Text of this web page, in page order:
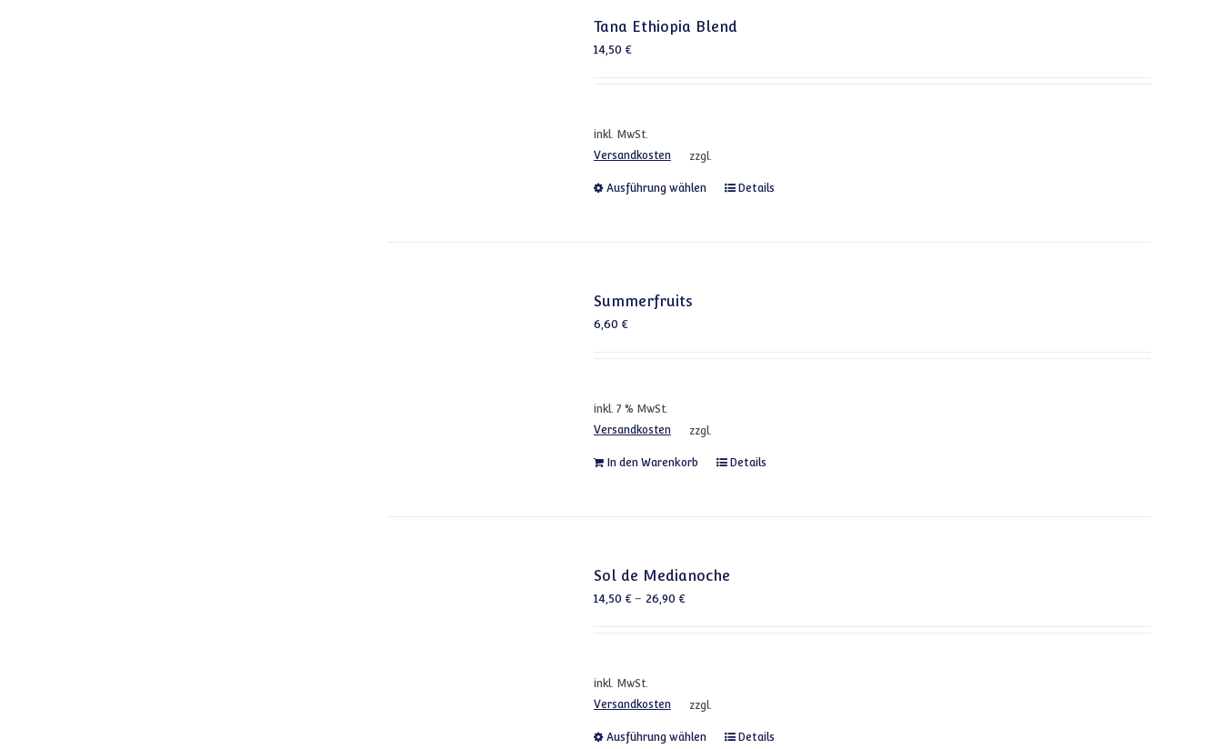
Tana Ethiopia Blend
14,50 €
inkl. MwSt.
zzgl.
Versandkosten
Ausführung wählen Dieses Produkt weist mehrere Varianten auf. Die Optionen können auf der
Details
Summerfruits
6,60 €
inkl. 7 % MwSt.
zzgl.
Versandkosten
In den Warenkorb Details
Sol de Medianoche
14,50 €– 26,90 €
inkl. MwSt.
zzgl.
Versandkosten
Ausführung wählen Dieses Produkt weist mehrere Varianten auf. Die Optionen können auf der
Details